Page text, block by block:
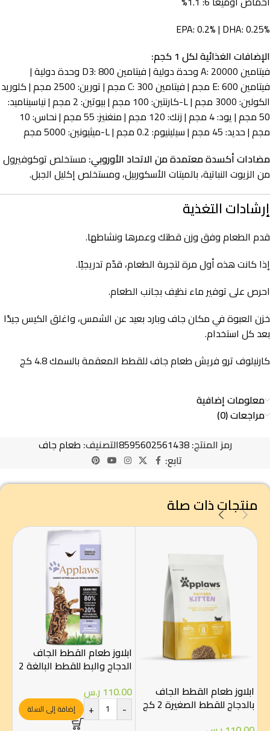
EPA: 0.2% | DHA: 0.25%
الإضافات الغذائية لكل 1 كجم:
فيتامين A: 20000 وحدة دولية | فيتامين D3: 800 وحدة دولية |
فيتامين E: 600 مجم | فيتامين C: 300 مجم | تورين: 2500 مجم | كلوريد
الكولين: 3000 مجم | L-كارنتين: 100 مجم | بيوتين: 2 مجم | نياسيناميد:
50 مجم | يود: 4 مجم | زنك: 120 مجم | منغنيز: 55 مجم | نحاس: 10
مجم | حديد: 45 مجم | سيلينيوم: 0.2 مجم | L-ميثيونين: 5000 مجم
مضادات أكسدة معتمدة من الاتحاد الأوروبي: مستخلص توكوفيرول
من الزيوت النباتية، بالميتات الأسكوربيل، ومستخلص إكليل الجبل.
إرشادات التغذية
قدم الطعام وفق وزن قطتك وعمرها ونشاطها.
إذا كانت هذه أول مرة لتجربة الطعام، قدّم تدريجيًا.
احرص على توفير ماء نظيف بجانب الطعام.
خزن العبوة في مكان جاف وبارد بعيد عن الشمس، واغلق الكيس جيدًا
بعد كل استخدام.
كارنيلوف ترو فريش طعام جاف للقطط المعقمة بالسمك 4.8 كج
معلومات إضافية
مراجعات (0)
رمز المنتج:8595602561438التصنيف: طعام جاف
تابع:
منتجات ذات صلة
ابلاوز طعام القطط الجاف
بالدجاج للقطط الصغيرة 2 كج
ابلاوز طعام القطط الجاف
الدجاج والبط للقطط البالغة 2
110.00 ر.س
-
+ إضافة إلى السلة